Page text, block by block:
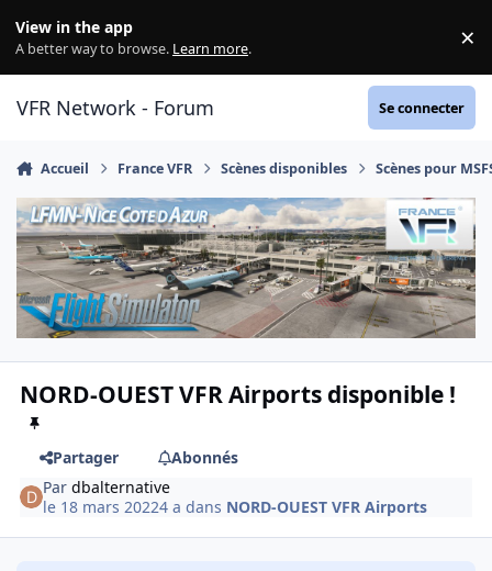
View in the app
A better way to browse. Learn more. ×
VFR Network - Forum Se connecter
Accueil France VFR Scènes disponibles Scènes pour
NORD-OUEST VFR Airports disponible !
Partager
Abonnés
Pardbalternative
le 18 mars 20224 a dans NORD-OUEST VFR Airports